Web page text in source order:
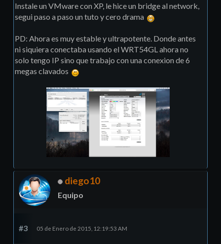
Instale un VMware con XP, le hice un bridge al network,
segui paso a paso un tuto y cero drama
PD: Ahora es muy estable y ultrapotente. Donde antes
ni siquiera conectaba usando el WRT54GL ahora no
solo tengo IP sino que trabajo con una conexion de 6
megas clavados
diego10
Equipo
#3 05 de Enero de 2015, 12:19:53 AM